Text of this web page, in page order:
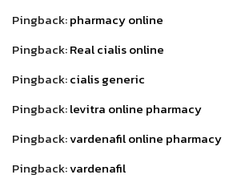
Pingback:pharmacy online
Pingback:Real cialis online
Pingback:cialis generic
Pingback:levitra online pharmacy
Pingback:vardenafil online pharmacy
Pingback:vardenafil